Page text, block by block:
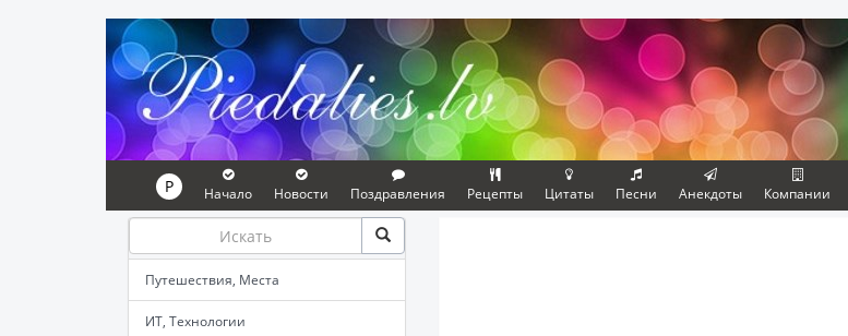
P Начало Новости Поздравления Рецепты Цитаты Песни Анекдоты Компании
Путешествия, Места
ИТ, Технологии